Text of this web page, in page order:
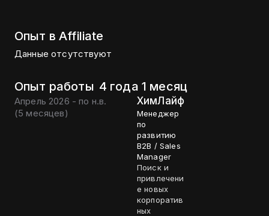
Опыт в Affiliate
Данные отсутствуют
Опыт работы 4 года 1 месяц
Апрель 2026 - по н.в.
(5 месяцев)
ХимЛайф
Менеджер
по
развитию
B2B / Sales
Manager
Поиск и
привлечени
е новых
корпоратив
ных